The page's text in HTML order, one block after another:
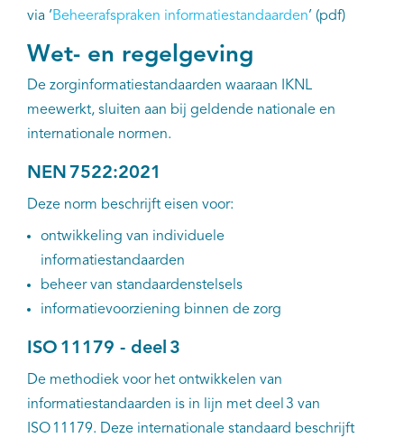
via ‘Beheerafspraken informatiestandaarden’ (pdf)
Wet- en regelgeving
De zorginformatiestandaarden waaraan IKNL
meewerkt, sluiten aan bij geldende nationale en
internationale normen.
NEN 7522:2021
Deze norm beschrijft eisen voor:
ontwikkeling van individuele
informatiestandaarden
beheer van standaardenstelsels
informatievoorziening binnen de zorg
ISO 11179 - deel 3
De methodiek voor het ontwikkelen van
informatiestandaarden is in lijn met deel 3 van
ISO 11179. Deze internationale standaard beschrijft